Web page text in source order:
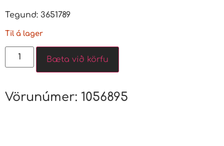
Tegund: 3651789
Til á lager
Bæta við körfu
Vörunúmer: 1056895